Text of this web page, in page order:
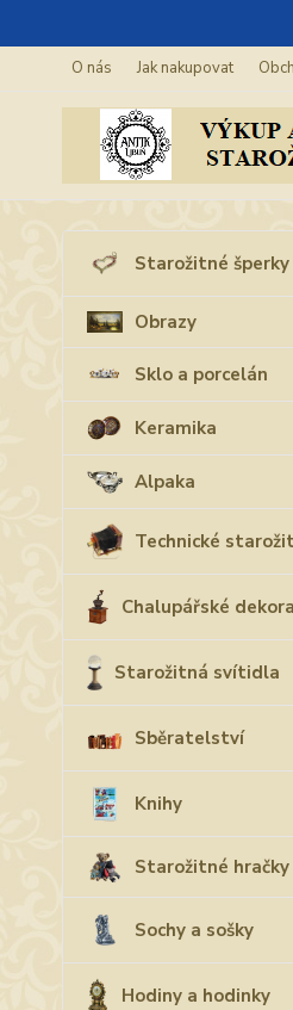
O nás Jak nakupovat
Starožitné šperky
Obrazy
Sklo a porcelán
Keramika
Alpaka
Technické
Chalupářské
Starožitná svítidla
Sběratelství
Knihy
Starožitné hračky
Sochy a sošky
Hodiny a hodinky